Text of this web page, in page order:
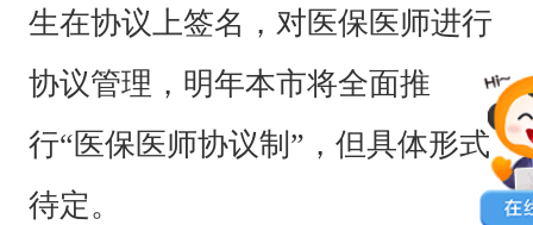
生在协议上签名，对医保医师进行
协议管理，明年本市将全面推
行“医保医师协议制”，但具体形式
待定。